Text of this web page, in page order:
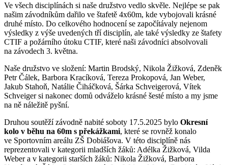
Ve všech disciplínách si naše družstvo vedlo skvěle. Nejlépe se pak
našim závodníkům dařilo ve štafetě 4x60m, kde vybojovali krásné
druhé místo. Do celkového hodnocení se započítávaly nejenom
výsledky z výše uvedených tří disciplín, ale také výsledky ze štafety
CTIF a požárního útoku CTIF, které naši závodníci absolvovali
na závodech 3. května.
Naše družstvo ve složení: Martin Brodský, Nikola Žižková, Zdeněk
Petr Čálek, Barbora Kracíková, Tereza Prokopová, Jan Weber,
Jakub Stahoň, Natálie Čiháčková, Šárka Schveigerová, Vítek
Schveiger si nakonec domů odváželo krásné šesté místo a my jsme
na ně náležitě pyšní.
Druhou soutěží závodně nabité soboty 17.5.2025 bylo Okresní
kolo v běhu na 60m s překážkami, které se rovněž konalo
ve Sportovním areálu ZŠ Dobiášova. V této disciplíně nás
reprezentovali v kategorii mladších žáků: Adélka Žižková, Vilda
Weber a v kategorii starších žáků: Nikola Žižková, Barbora